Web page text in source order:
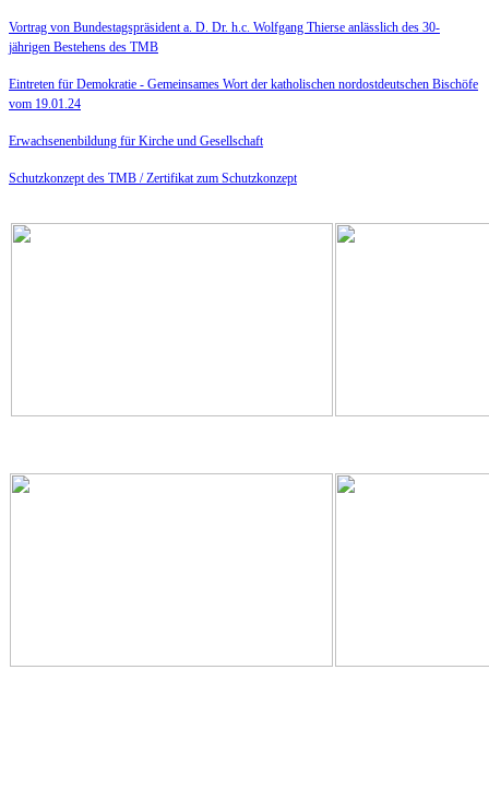
Vortrag von Bundestagspräsident a. D. Dr. h.c. Wolfgang Thierse anlässlich des 30-
jährigen Bestehens des TMB
Eintreten für Demokratie - Gemeinsames Wort der katholischen nordostdeutschen Bischöfe
vom 19.01.24
Erwachsenenbildung für Kirche und Gesellschaft
Schutzkonzept des TMB / Zertifikat zum Schutzkonzept